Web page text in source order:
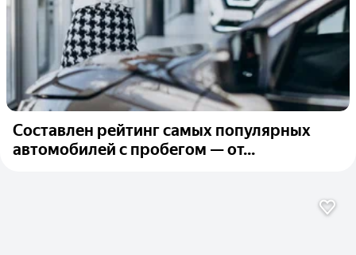
Составлен рейтинг самых популярных
автомобилей с пробегом — от...